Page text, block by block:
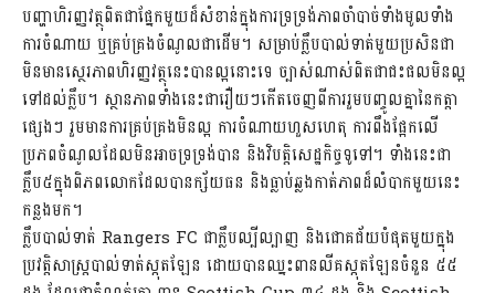
បញ្ហាហិរញ្ញវត្ថុពិតជាផ្នែកមួយដ៏សំខាន់ក្នុងការទ្រទ្រង់ភាពចាំបាច់ទាំងមូលទាំង
ការចំណាយ ឬគ្រប់គ្រងចំណូលជាដើម។ សម្រាប់ក្លឹបបាល់ទាត់មួយប្រសិនជា
មិនមានស្ថេរភាពហិរញ្ញវត្ថុនេះបានល្អនោះទេ ច្បាស់ណាស់ពិតជាជះផលមិនល្អ
ទៅដល់ក្លឹប។ ស្ថានភាពទាំងនេះជារឿយៗកើតចេញពីការរួមបញ្ចូលគ្នានៃកត្តា
ផ្សេងៗ រួមមានការគ្រប់គ្រងមិនល្អ ការចំណាយហួសហេតុ ការពឹងផ្អែកលើ
ប្រភពចំណូលដែលមិនអាចទ្រទ្រង់បាន និងវិបត្តិសេដ្ឋកិច្ចទូទៅ។ ទាំងនេះជា
ក្លឹប៥ក្នុងពិភពលោកដែលបានក្ស័យធន និងធ្លាប់ឆ្លងកាត់ភាពដ៏លំបាកមួយនេះ
កន្លងមក។
ក្លឹបបាល់ទាត់ Rangers FC ជាក្លឹបល្បីល្បាញ និងជោគជ័យបំផុតមួយក្នុង
ប្រវត្តិសាស្ត្របាល់ទាត់ស្កុតឡែន ដោយបានឈ្នះពានលីគស្កុតឡែនចំនួន ៥៥